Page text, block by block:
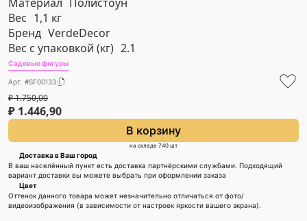
Вес 1,1 кг
Бренд VerdeDecor
Вес с упаковкой (кг) 2.1
Садовые фигуры
Арт. #SF00133
₽1.750,00
₽ 1.446,90
В корзину
на складе 740 шт
Доставка в Ваш город
В ваш населённый пункт есть доставка партнёрскими службами. Подходящий
вариант доставки вы можете выбрать при оформлении заказа
Цвет
Оттенок данного товара может незначительно отличаться от фото/
видеоизображения (в зависимости от настроек яркости вашего экрана).